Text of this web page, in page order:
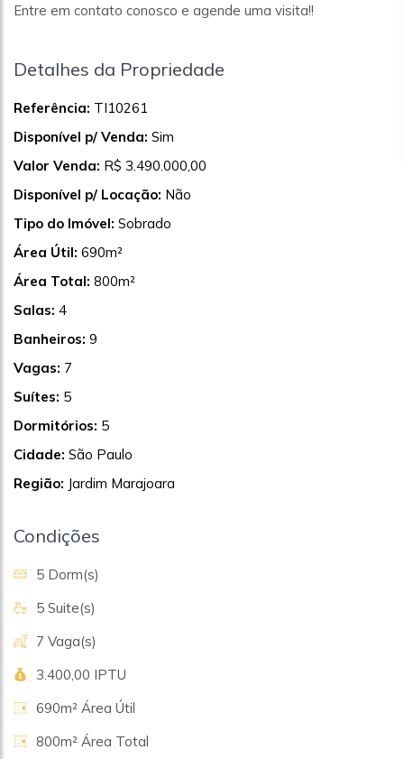
Entre em contato conosco e agende uma visita!!
Detalhes da Propriedade
Referência: TI10261
Disponível p/ Venda: Sim
Valor Venda: R$ 3.490.000,00
Disponível p/ Locação: Não
Tipo do Imóvel: Sobrado
Área Útil: 690m²
Área Total: 800m²
Salas: 4
Banheiros: 9
Vagas: 7
Suítes: 5
Dormitórios: 5
Cidade: São Paulo
Região: Jardim Marajoara
Condições
5 Dorm(s)
5 Suite(s)
7 Vaga(s)
3.400,00 IPTU
690m² Área Útil
800m² Área Total